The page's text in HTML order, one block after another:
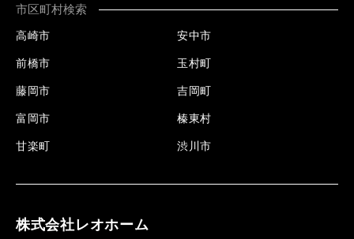
市区町村検索
高崎市
前橋市
藤岡市
富岡市
甘楽町
安中市
玉村町
吉岡町
榛東村
渋川市
株式会社レオホーム